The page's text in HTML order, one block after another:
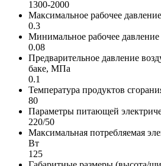
1300-2000
Максимальное рабочее
0.3
Минимальное рабочее
0.08
Предварительное давление
баке, МПа
0.1
Температура продуктов
80
Параметры питающей
220/50
Максимальная потребляемая
Вт
125